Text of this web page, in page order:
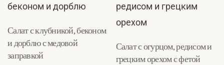
Салат с клубникой, беконом
и дорблю с медовой
заправкой
Салат с огурцом, редисом и
грецким орехом с фетой